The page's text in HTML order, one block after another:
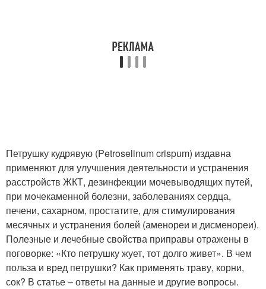
Петрушку кудрявую (Petroselinum crispum) издавна
применяют для улучшения деятельности и устранения
расстройств ЖКТ, дезинфекции мочевыводящих путей,
при мочекаменной болезни, заболеваниях сердца,
печени, сахарном, простатите, для стимулирования
месячных и устранения болей (аменореи и дисменореи).
Полезные и лечебные свойства приправы отражены в
поговорке: «Кто петрушку жует, тот долго живет». В чем
польза и вред петрушки? Как применять траву, корни,
сок? В статье – ответы на данные и другие вопросы.